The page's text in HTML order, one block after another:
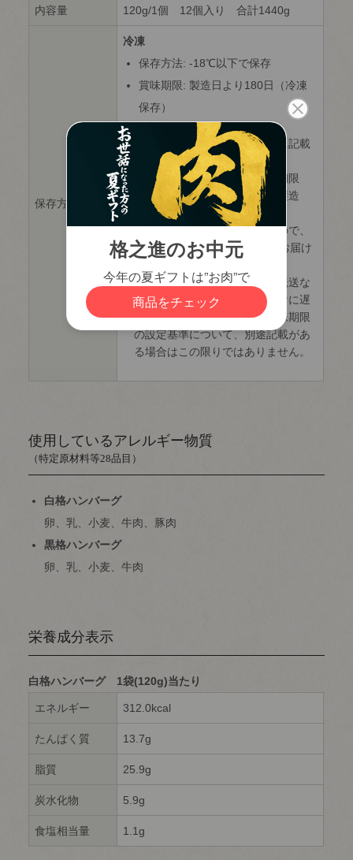
内容量 120g/1個 12個入り 合計1440g
保存方法
冷凍
保存方法: -18℃以下で保存
賞味期限: 製造日より180日（冷凍
保存）
日付は個々の商品パッケージに記載
しております。
商品パッケージに記載の賞味期限
は、商品の種類や在庫状況、製造
ロット等で異なります。
賞味期限の日数が最も短いもので、
60日前後の期間がある商品をお届け
なお、ご不在による持戻りや転送な
どの要因があり、商品のお届けに遅
延が発生した場合、また、賞味期限
の設定基準について、別途記載があ
る場合はこの限りではありません。
使用しているアレルギー物質
（特定原材料等28品目）
白格ハンバーグ
卵、乳、小麦、牛肉、豚肉
黒格ハンバーグ
卵、乳、小麦、牛肉
栄養成分表示
白格ハンバーグ 1袋(120g)当たり
エネルギー 312.0kcal
たんぱく質 13.7g
脂質 25.9g
炭水化物 5.9g
食塩相当量 1.1g